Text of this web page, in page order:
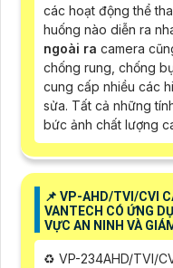
các hoạt động thể
huống nào diễn ra
ngoài ra camera
chống rung, chống
cung cấp nhiều các
sửa. Tất cả những
bức ảnh chất lượng
📌 VP-AHD/TVI/CVI
VANTECH CÓ ỨNG
VỰC AN NINH VÀ
♻️ VP-234AHD/TVI/